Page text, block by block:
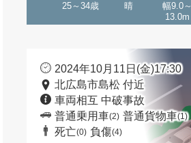
25～34歳 晴
幅9.0～
13.0m
2024年10月11日(金)17:30
北広島市島松 付近
車両相互 中破事故
普通乗用車(2) 普通貨物車(1)
死亡(0) 負傷(4)